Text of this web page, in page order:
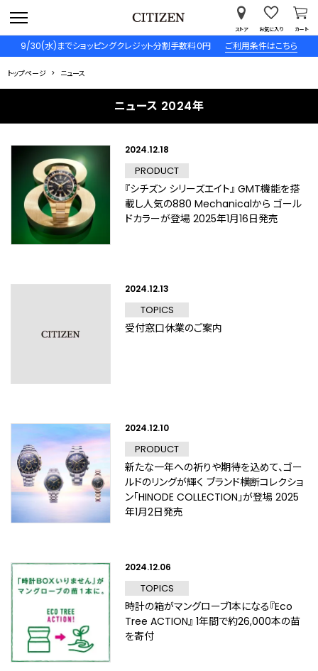
9/30(水)までショッピングクレジット分割手数料０円 ご利用条件はこちら
ストア お気に入り カート
トップページ ニュース
ニュース 2024年
2024.12.18
PRODUCT
『シチズン シリーズエイト』 GMT機能を搭
載し人気の880 Mechanicalから ゴール
ドカラーが登場 2025年1月16日発売
2024.12.13
TOPICS
受付窓口休業のご案内
2024.12.10
PRODUCT
新たな一年への祈りや期待を込めて、ゴー
ルドのリングが輝く ブランド横断コレクショ
ン「HINODE COLLECTION」が登場 2025
年1月2日発売
2024.12.06
TOPICS
時計の箱がマングローブ1本になる『Eco
Tree ACTION』 1年間で約26,000本の苗
を寄付